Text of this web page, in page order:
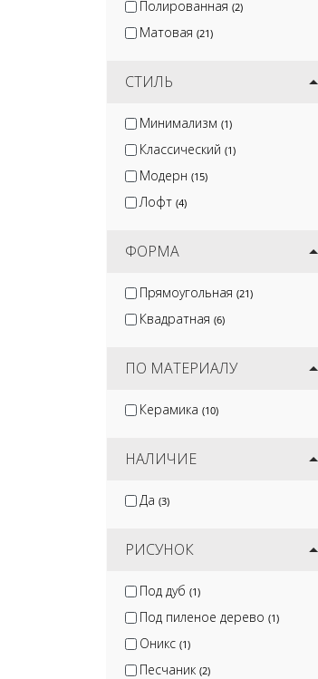
Полированная (2)
Матовая (21)
СТИЛЬ
Минимализм (1)
Классический (1)
Модерн (15)
Лофт (4)
ФОРМА
Прямоугольная (21)
Квадратная (6)
ПО МАТЕРИАЛУ
Керамика (10)
НАЛИЧИЕ
Да (3)
РИСУНОК
Под дуб (1)
Под пиленое дерево (1)
Оникс (1)
Песчаник (2)